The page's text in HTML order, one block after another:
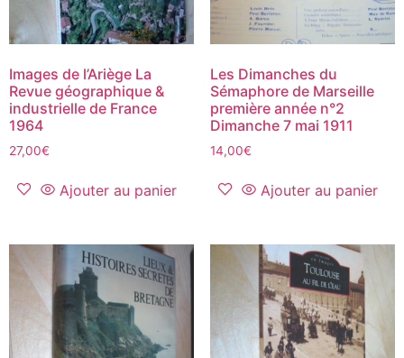
Images de l’Ariège La
Revue géographique &
industrielle de France
1964
27,00€
Ajouter au panier
Les Dimanches du
Sémaphore de Marseille
première année n°2
Dimanche 7 mai 1911
14,00€
Ajouter au panier